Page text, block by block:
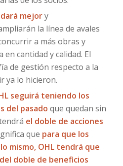
mejory
la línea de avales
a más obras y
cantidad y calidad. El
de gestión respecto a la
ya lo hicieron.
seguirá teniendo los
del pasado que quedan sin
el doble de acciones
que para que los
mismo, OHL tendrá que
doble de beneficios